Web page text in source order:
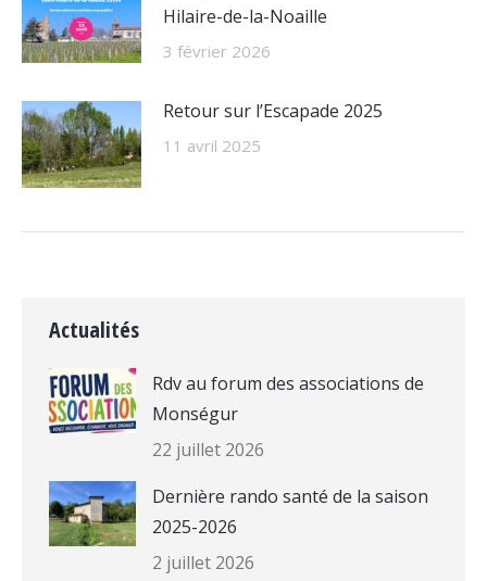
Hilaire-de-la-Noaille
3 février 2026
Retour sur l’Escapade 2025
11 avril 2025
Actualités
Rdv au forum des associations de
Monségur
22 juillet 2026
Dernière rando santé de la saison
2025-2026
2 juillet 2026